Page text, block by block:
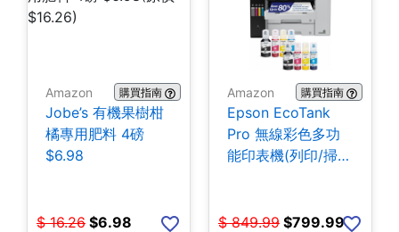
Amazon 購買指南
Jobe’s 有機果樹柑
橘專用肥料 4磅
$6.98
$ 16.26 $6.98
Amazon 購買指南
Epson EcoTank
Pro 無線彩色多功
能印表機(列印/掃
$ 849.99 $799.99